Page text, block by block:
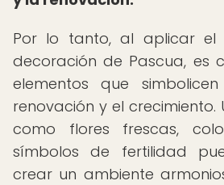
Por lo tanto, al aplicar el
decoración de Pascua, es
elementos que
renovación y el crecimiento.
como flores frescas,
símbolos de fertilidad
crear un ambiente